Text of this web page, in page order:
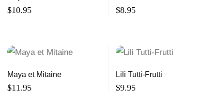
$10.95 $8.95
Maya et Mitaine
$11.95
Lili Tutti-Frutti
$9.95